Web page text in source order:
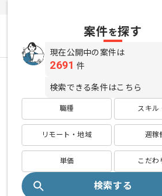
案件を探す
現在公開中の案件は
2691 件
検索できる条件はこちら
職種 スキル
リモート・地域 週稼
単価 こだわ
検索する